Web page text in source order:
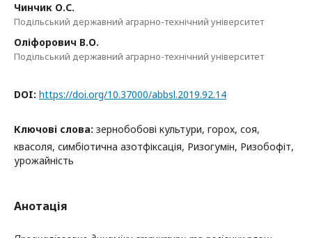
Чинчик О.С.
Подільський державний аграрно-технічний університет
Оліфорович В.О.
Подільський державний аграрно-технічний університет
DOI: https://doi.org/10.37000/abbsl.2019.92.14
Ключові слова: зернобобові культури, горох, соя,
квасоля, симбіотична азотфіксація, Ризогумін, Ризобофіт,
урожайність
Анотація